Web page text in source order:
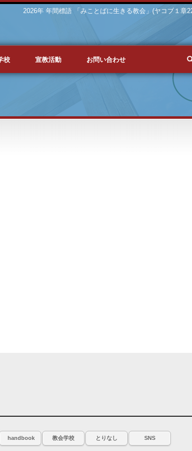
2026年 年間標語 「みことばに生きる教会」(ヤコブ１章22
校 宣教活動 お問い合わせ
handbook 教会学校 とりなし SNS